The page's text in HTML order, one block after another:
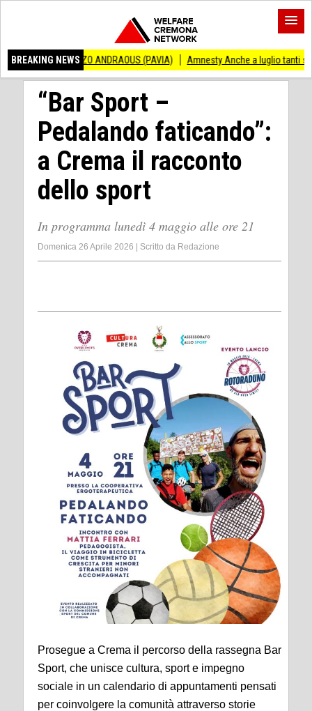
BREAKING NEWS
ANDRAOUS (PAVIA) Amnesty Anche a luglio tanti successi ed
“Bar Sport –
Pedalando faticando”:
a Crema il racconto
dello sport
In programma lunedì 4 maggio alle ore 21
Domenica 26 Aprile 2026 Scritto da Redazione
Prosegue a Crema il percorso della rassegna Bar
Sport, che unisce cultura, sport e impegno
sociale in un calendario di appuntamenti pensati
per coinvolgere la comunità attraverso storie